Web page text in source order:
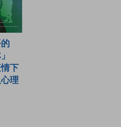
下
理